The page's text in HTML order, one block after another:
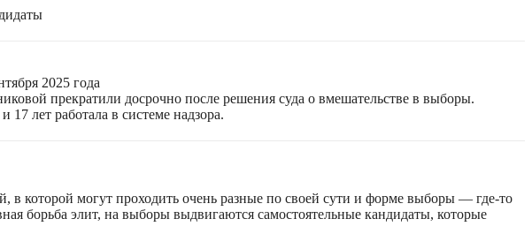
2025 года
прекратили досрочно после решения суда о вмешательстве в выборы.
лет работала в системе надзора.
в которой могут проходить очень разные по своей сути и форме выборы — где-то
борьба элит, на выборы выдвигаются самостоятельные кандидаты, которые